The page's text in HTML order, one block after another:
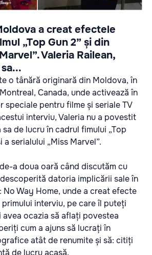
a creat efectele
„Top Gun 2” și din
Valeria Railean,
o tânără originară din Moldova, în
Canada, unde activează în
speciale pentru filme și seriale TV
interviu, Valeria nu a povestit
de lucru în cadrul fimului „Top
a serialului „Miss Marvel”.
a doua oară când discutăm cu
datoria implicării sale în
Way Home, unde a creat efecte
interviu, pe care îl puteți
ocazia să aflați povestea
cum a ajuns să lucrați în
atât de renumite și să: citiți